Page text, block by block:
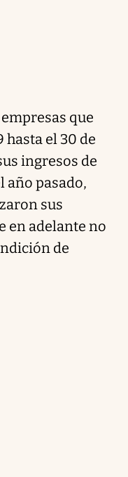
que
hasta el 30 de
ingresos de
año pasado,
sus
en adelante no
de